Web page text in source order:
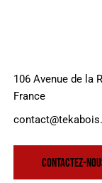
106 Avenue de la
France
CONTACTEZ-